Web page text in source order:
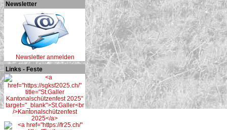
Newsletter
Newsletter anmelden
Links - Feste